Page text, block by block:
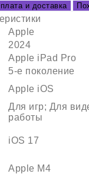
и доставка
Apple
2024
Apple iPad Pro
5-е поколение
Apple iOS
Для игр; Для
работы
iOS 17
Apple M4